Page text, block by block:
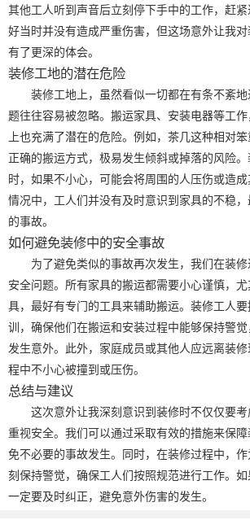
其他工人听到声音后立刻停下手中的工作，赶
好当时并没有造成严重伤害，但这场意外让我
有了更深的体会。
装修工地的潜在危险
装修工地上，虽然看似一切都在有条不紊
题往往容易被忽略。搬运家具、安装电器等工
上也充满了潜在的危险。例如，茶几这种相对
正确的搬运方式，极易发生倾斜或掉落的风险
时，如果不小心，可能会将周围的人压伤或造
情况中，工人们并没有及时意识到家具的不稳
的事故。
如何避免装修中的安全事故
为了避免类似的事故再次发生，我们在装
安全问题。所有家具的搬运都需要小心谨慎，
具，最好有专门的工具来辅助搬运。装修工人
训，确保他们在搬运和安装过程中能够保持警
发生意外。此外，家庭成员或其他人应远离装
程中不小心被撞到或压伤。
总结与建议
这次意外让我深刻意识到装修时不仅仅要
重视安全。我们可以通过采取有效的措施来保
免不必要的事故发生。同时，在装修过程中，
刻保持警觉，确保工人们按照规范进行工作。如
一定要及时纠正，避免意外伤害的发生。